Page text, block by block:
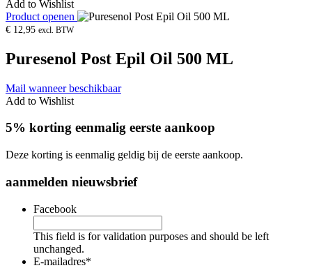
Add to Wishlist
Product openen
€ 12,95 excl. BTW
Puresenol Post Epil Oil 500 ML
Mail wanneer beschikbaar
Add to Wishlist
5% korting eenmalig eerste aankoop
Deze korting is eenmalig geldig bij de eerste aankoop.
aanmelden nieuwsbrief
Facebook
This field is for validation purposes and should be left
unchanged.
E-mailadres*